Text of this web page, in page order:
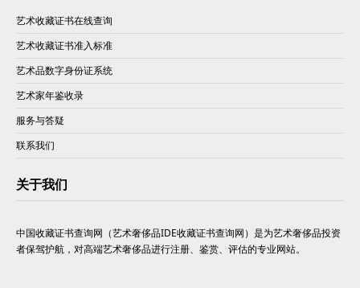
艺术收藏证书在线查询
艺术收藏证书准入标准
艺术品数字身份证系统
艺术家年鉴收录
服务与答疑
联系我们
关于我们
中国收藏证书查询网（艺术奢侈品IDE收藏证书查询网）是为艺术奢侈品投资
者保驾护航，对高端艺术奢侈品进行注册、鉴赏、评估的专业网站。